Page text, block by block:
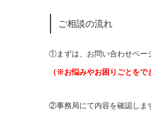
ご相談の流れ
①まずは、お問い合わせペー
（※お悩みやお困りごとをで
②事務局にて内容を確認しま